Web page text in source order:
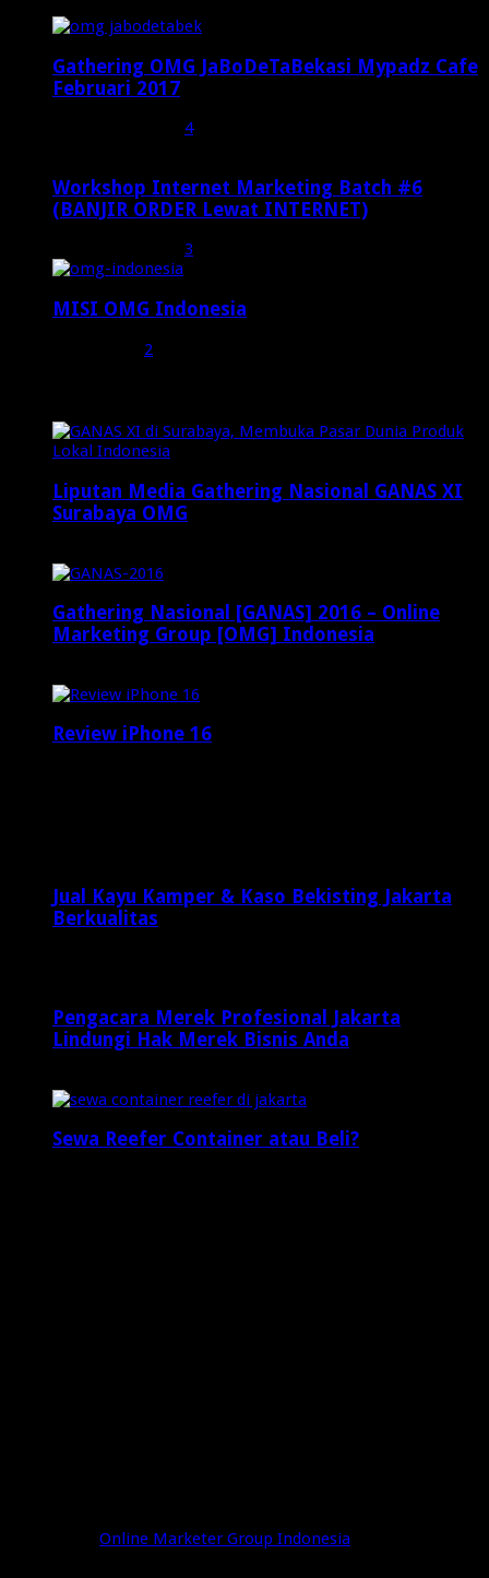
Gathering OMG JaBoDeTaBekasi Mypadz Cafe
Februari 2017
4
Workshop Internet Marketing Batch #6
(BANJIR ORDER Lewat INTERNET)
3
MISI OMG Indonesia
2
Liputan Media Gathering Nasional GANAS XI
Surabaya OMG
Gathering Nasional [GANAS] 2016 – Online
Marketing Group [OMG] Indonesia
Review iPhone 16
Jual Kayu Kamper & Kaso Bekisting Jakarta
Berkualitas
Pengacara Merek Profesional Jakarta
Lindungi Hak Merek Bisnis Anda
Sewa Reefer Container atau Beli?
Online Marketer Group Indonesia